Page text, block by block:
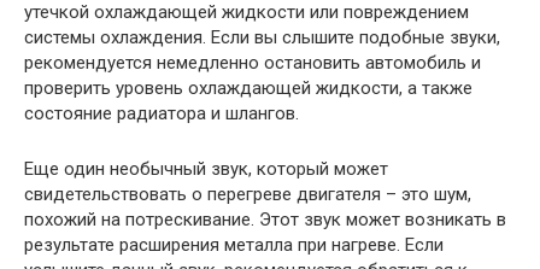
утечкой охлаждающей жидкости или повреждением
системы охлаждения. Если вы слышите подобные звуки,
рекомендуется немедленно остановить автомобиль и
проверить уровень охлаждающей жидкости, а также
состояние радиатора и шлангов.
Еще один необычный звук, который может
свидетельствовать о перегреве двигателя – это шум,
похожий на потрескивание. Этот звук может возникать в
результате расширения металла при нагреве. Если